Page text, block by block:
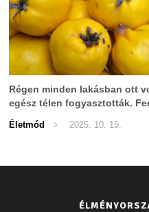
Régen minden lakásban ott
egész télen fogyasztották.
fel újra!
Életmód 2025. 10. 15.